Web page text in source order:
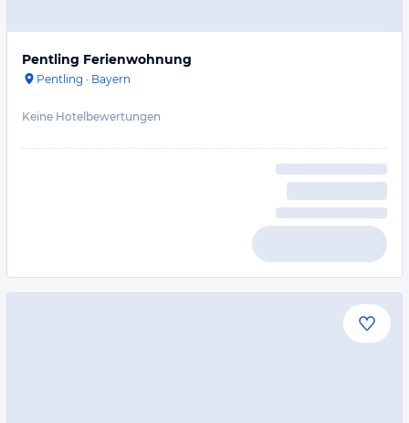
Pentling Ferienwohnung
Pentling · Bayern
Keine Hotelbewertungen